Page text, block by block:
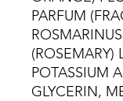
PARFUM
(ROSEMARY)
POTASSIUM
GLYCERIN,